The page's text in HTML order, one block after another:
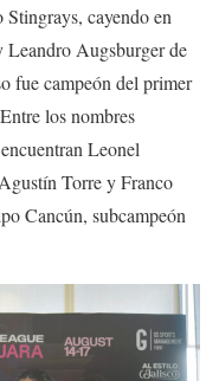
Stingrays, cayendo en
Leandro Augsburger de
fue campeón del primer
los nombres
Leonel
Torre y Franco
Cancún, subcampeón